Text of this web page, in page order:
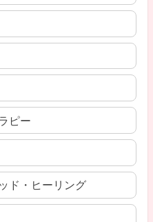
ピー
ド・ヒーリング